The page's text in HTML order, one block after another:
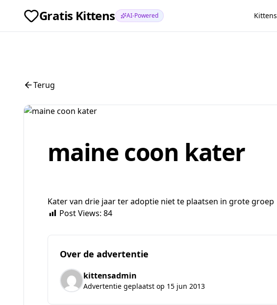
Gratis Kittens AI-Powered Kittens
Terug
maine coon kater
Kater van drie jaar ter adoptie niet te plaatsen in grote groep
Post Views: 84
Over de advertentie
kittensadmin
Advertentie geplaatst op 15 jun 2013